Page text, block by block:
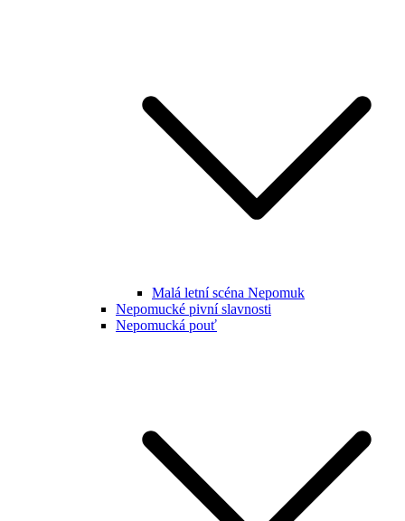
Malá letní scéna Nepomuk
Nepomucké pivní slavnosti
Nepomucká pouť